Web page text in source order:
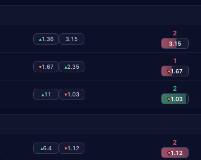
▴1.36 3.15
2
3.15
▾1.67 ▴2.35
1
▾1.67
▴11 ▾1.03
2
▾1.03
▴6.4 ▾1.12
2
▾1.12